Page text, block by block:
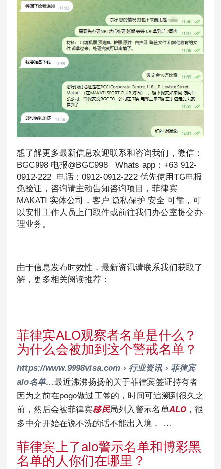
想了解更多最新信息欢迎联系和咨询我们，微信：
BGC998 电报@BGC998 Whats app：+63 912-
0912-222 电话：0912-0912-222 优先使用TG电报
免验证，咨询请主动告知咨询项目，菲律宾
MAKATI 实体公司，客户 隐私保护 安全 可靠，可
以安排工作人员上门取件或前往我们办公室提交办
理业务。
由于信息发布时效性，最新资讯请联系我们获取了
解，更多相关阅读推荐：
菲律宾ALO观察者名单是什么？
为什么会被加到这个警戒名单？
https://www.9998visa.com › 行业资讯 › 菲律宾
alo名单…最近沸沸扬扬的关于菲律宾签证持有者
因为之前在pogo做过工签的，时间可追溯到很久之
前，然后会被菲律宾移民局列入警示名单ALO ，很
多中介开始在说不洗的话不能出入境， …
菲律宾上了alo警示名单和博彩黑
名单的人你们在哪里？